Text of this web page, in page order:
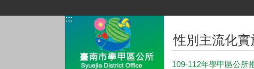
:::
性別主流化實
109-112年學甲區公所